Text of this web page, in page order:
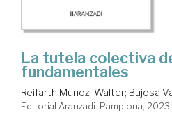
La tutela colectiva
fundamentales
Reifarth Muñoz, Walter; Bujosa
Editorial Aranzadi. Pamplona, 2023